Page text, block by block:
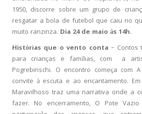
1950, discorre sobre um grupo de
resgatar a bola de futebol que caiu no
muito ranzinza. Dia 24 de maio às 14h.
Histórias que o vento conta – Contos
para crianças e famílias, com a
Pogrebinschi. O encontro começa com
convite à escuta e ao encantamento.
Maravilhoso traz uma narrativa onde a
fazer. No encerramento, O Pote